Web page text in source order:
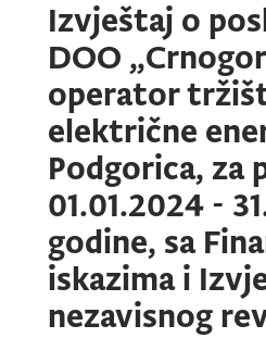
Izvještaj o
DOO
operator
električne
Podgorica, za
01.01.2024 -
godine, sa
iskazima i
nezavisnog